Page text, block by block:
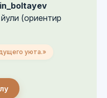
(ориентир
уюта.»